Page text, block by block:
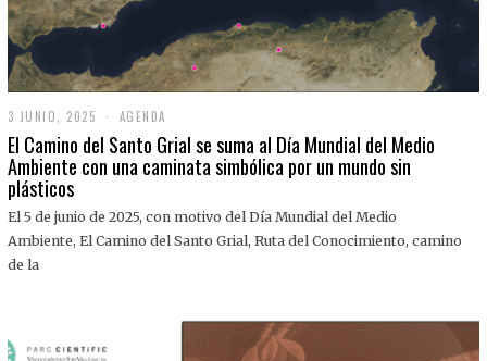
3 JUNIO, 2025
J
U
N
,
0
AGENDA
El Camino del Santo Grial se suma al Día Mundial del Medio
Ambiente con una caminata simbólica por un mundo sin
plásticos
El 5 de junio de 2025, con motivo del Día Mundial del Medio
Ambiente, El Camino del Santo Grial, Ruta del Conocimiento, camino
de la